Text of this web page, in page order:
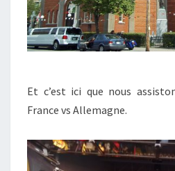
Et c’est ici que nous
France vs Allemagne.